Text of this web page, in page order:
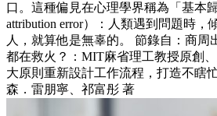
口。這種偏見在心理學界稱為「基本
attribution error）：人類遇到問題時，
人，就算他是無辜的。 節錄自：商周
都在救火？：MIT麻省理工教授原創
大原則重新設計工作流程，打造不瞎
森．雷朋寧、祁富彤 著